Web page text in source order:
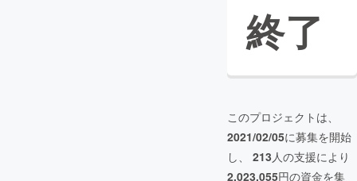
終了
このプロジェクトは、
2021/02/05に募集を開始
し、 213人の支援により
2,023,055円の資金を集